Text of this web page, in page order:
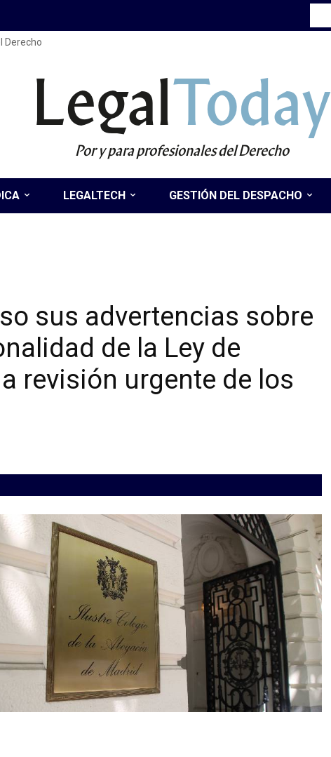
Derecho
LegalToday
Por y para profesionales del Derecho
LEGALTECH GESTIÓN DEL DESPACHO
sus advertencias sobre
de la Ley de
revisión urgente de los